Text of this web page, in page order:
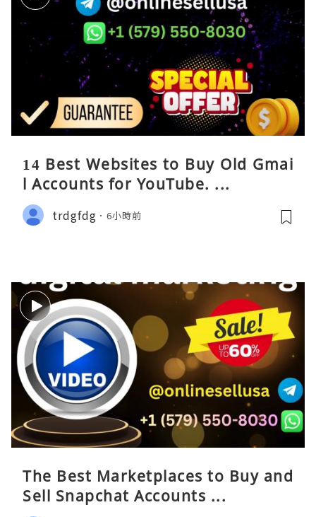
14 Best Websites to Buy Old Gmai
l Accounts for YouTube. ...
trdgfdg 6小時前
The Best Marketplaces to Buy and
Sell Snapchat Accounts ...